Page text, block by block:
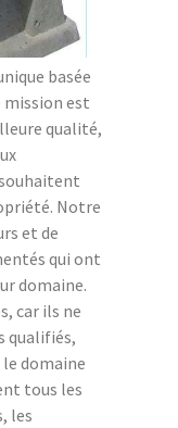
basée
mission est
qualité,
Notre
et de
qui ont
domaine.
car ils ne
qualifiés,
le domaine
tous les
les